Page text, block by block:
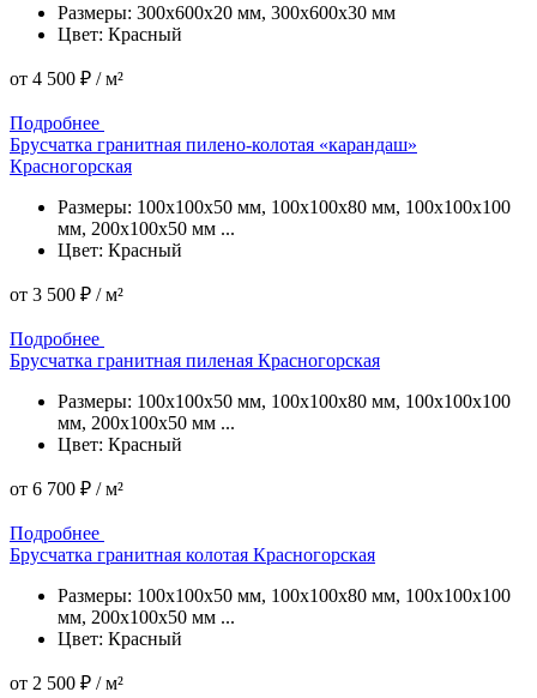
Размеры: 300x600x20 мм, 300x600x30 мм
Цвет: Красный
от 4 500 ₽ / м²
Подробнее
Брусчатка гранитная пилено-колотая «карандаш»
Красногорская
Размеры: 100x100x50 мм, 100x100x80 мм, 100x100x100
мм, 200x100x50 мм ...
Цвет: Красный
от 3 500 ₽ / м²
Подробнее
Брусчатка гранитная пиленая Красногорская
Размеры: 100x100x50 мм, 100x100x80 мм, 100x100x100
мм, 200x100x50 мм ...
Цвет: Красный
от 6 700 ₽ / м²
Подробнее
Брусчатка гранитная колотая Красногорская
Размеры: 100x100x50 мм, 100x100x80 мм, 100x100x100
мм, 200x100x50 мм ...
Цвет: Красный
от 2 500 ₽ / м²